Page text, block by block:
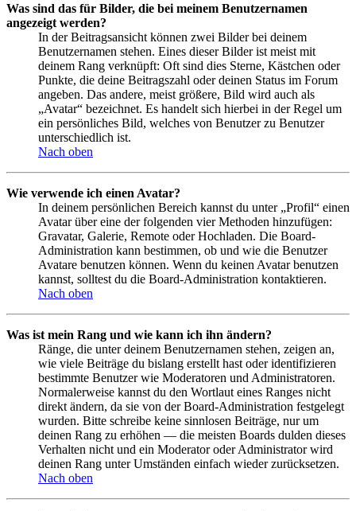
Was sind das für Bilder, die bei meinem Benutzernamen
angezeigt werden?
In der Beitragsansicht können zwei Bilder bei deinem
Benutzernamen stehen. Eines dieser Bilder ist meist mit
deinem Rang verknüpft: Oft sind dies Sterne, Kästchen oder
Punkte, die deine Beitragszahl oder deinen Status im Forum
angeben. Das andere, meist größere, Bild wird auch als
„Avatar“ bezeichnet. Es handelt sich hierbei in der Regel um
ein persönliches Bild, welches von Benutzer zu Benutzer
unterschiedlich ist.
Nach oben
Wie verwende ich einen Avatar?
In deinem persönlichen Bereich kannst du unter „Profil“ einen
Avatar über eine der folgenden vier Methoden hinzufügen:
Gravatar, Galerie, Remote oder Hochladen. Die Board-
Administration kann bestimmen, ob und wie die Benutzer
Avatare benutzen können. Wenn du keinen Avatar benutzen
kannst, solltest du die Board-Administration kontaktieren.
Nach oben
Was ist mein Rang und wie kann ich ihn ändern?
Ränge, die unter deinem Benutzernamen stehen, zeigen an,
wie viele Beiträge du bislang erstellt hast oder identifizieren
bestimmte Benutzer wie Moderatoren und Administratoren.
Normalerweise kannst du den Wortlaut eines Ranges nicht
direkt ändern, da sie von der Board-Administration festgelegt
wurden. Bitte schreibe keine sinnlosen Beiträge, nur um
deinen Rang zu erhöhen — die meisten Boards dulden dieses
Verhalten nicht und ein Moderator oder Administrator wird
deinen Rang unter Umständen einfach wieder zurücksetzen.
Nach oben